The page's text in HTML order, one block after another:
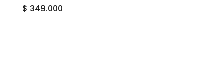
$ 349.000